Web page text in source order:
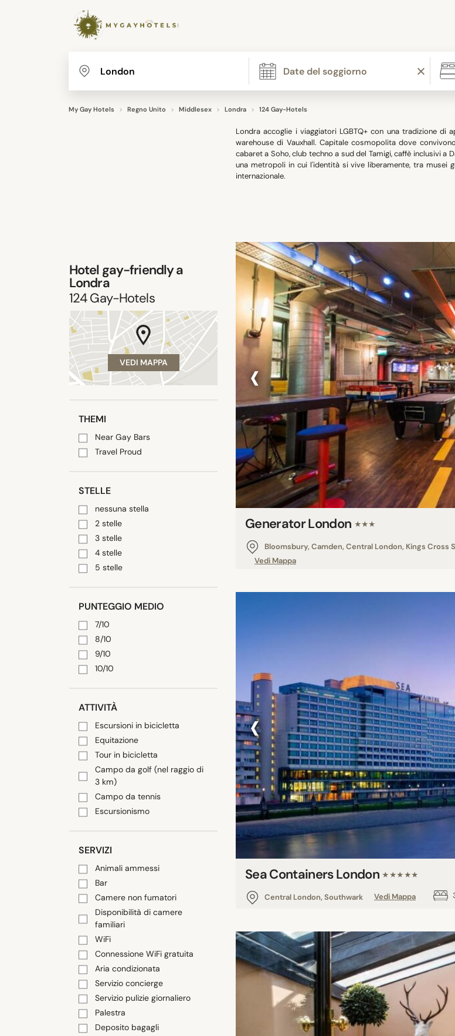
My Gay Hotels Regno Unito Middlesex Londra 124 Gay-Hotels
Hotel gay-friendly a
Londra
124Gay-Hotels
VEDI MAPPA
THEMI
Near Gay Bars
Travel Proud
STELLE
nessuna stella
2 stelle
3 stelle
4 stelle
5 stelle
PUNTEGGIO MEDIO
7/10
8/10
9/10
10/10
ATTIVITÀ
Escursioni in bicicletta
Equitazione
Tour in bicicletta
Campo da golf (nel raggio di
3 km)
Campo da tennis
Escursionismo
SERVIZI
Animali ammessi
Bar
Camere non fumatori
Disponibilità di camere
familiari
WiFi
Connessione WiFi gratuita
Aria condizionata
Servizio concierge
Servizio pulizie giornaliero
Palestra
Deposito bagagli
Londra accoglie i viaggiatori LGBTQ+ con una tradizione
warehouse di Vauxhall. Capitale cosmopolita dove
cabaret a Soho, club techno a sud del Tamigi, caffè inclusivi
una metropoli in cui l'identità si vive liberamente, tra musei
internazionale.
‹
Generator London ★★★
Bloomsbury, Camden, Central London, Kings Cross
Vedi Mappa
‹
Sea Containers London ★★★★★
Central London, Southwark Vedi Mappa